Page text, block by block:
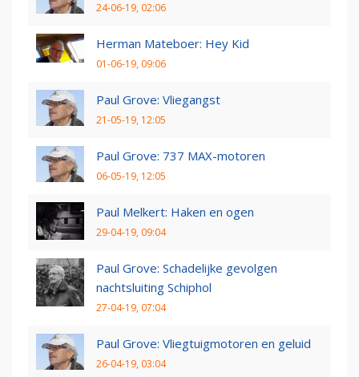
24-06-19, 02:06
Herman Mateboer: Hey Kid
01-06-19, 09:06
Paul Grove: Vliegangst
21-05-19, 12:05
Paul Grove: 737 MAX-motoren
06-05-19, 12:05
Paul Melkert: Haken en ogen
29-04-19, 09:04
Paul Grove: Schadelijke gevolgen
nachtsluiting Schiphol
27-04-19, 07:04
Paul Grove: Vliegtuigmotoren en geluid
26-04-19, 03:04